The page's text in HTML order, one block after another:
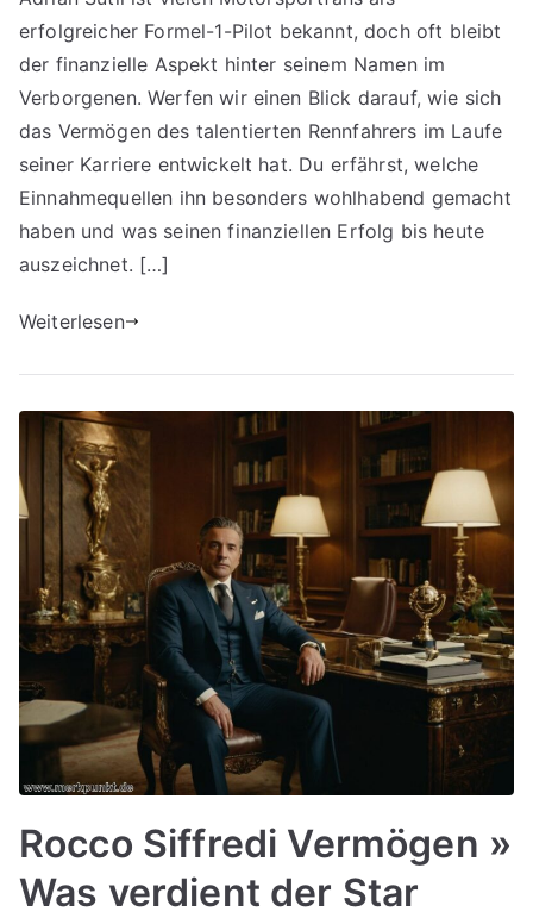
erfolgreicher Formel-1-Pilot bekannt, doch oft bleibt
der finanzielle Aspekt hinter seinem Namen im
Verborgenen. Werfen wir einen Blick darauf, wie sich
das Vermögen des talentierten Rennfahrers im Laufe
seiner Karriere entwickelt hat. Du erfährst, welche
Einnahmequellen ihn besonders wohlhabend gemacht
haben und was seinen finanziellen Erfolg bis heute
auszeichnet. […]
Weiterlesen
Rocco Siffredi Vermögen »
Was verdient der Star